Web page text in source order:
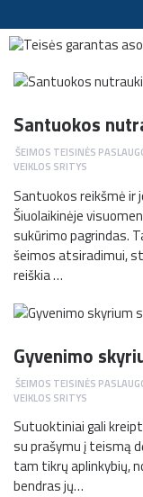
Santuokos
ŠEIMOS TEISINĖS
VEIKLOS SRITYS
Santuokos reikšmė ir
Šiuolaikinėje
sukūrimo pagrindas.
šeimos atsiradimui,
reiškia …
Gyvenimo
ŠEIMOS TEISINĖS
VEIKLOS SRITYS
Sutuoktiniai gali
su prašymu į teismą
tam tikrų aplinkybių,
bendras jų…